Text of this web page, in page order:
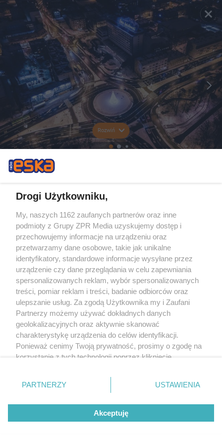
Rozwiń
Drogi Użytkowniku,
My, naszych 1162 zaufanych partnerów oraz inne
podmioty z Grupy ZPR Media uzyskujemy dostęp i
przechowujemy informacje na urządzeniu oraz
przetwarzamy dane osobowe, takie jak unikalne
identyfikatory, standardowe informacje wysyłane przez
urządzenie czy dane przeglądania w celu zapewniania
spersonalizowanych reklam, wybór spersonalizowanych
treści, pomiar reklam i treści, badanie odbiorców oraz
ulepszanie usług. Za zgodą Użytkownika my i Zaufani
Partnerzy możemy używać dokładnych danych
geolokalizacyjnych oraz aktywnie skanować
charakterystykę urządzenia do celów identyfikacji.
Ponieważ cenimy Twoją prywatność, prosimy o zgodę na
korzystanie z tych technologii poprzez kliknięcie
zmienić/wycofać klikając przycisk ustawień prywatności
znajdujący się w lewym dolnym rogu strony
rodzaje przetwarzania danych nie wymagają zgody
użytkownika, ale masz prawo sprzeciwić się takiemu
przetwarzaniu. Preferencje będą miały zastosowanie tylko
PARTNERZY USTAWIENIA
Akceptuję